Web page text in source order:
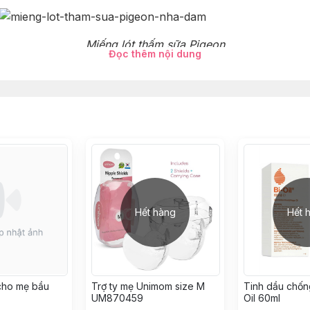
Miếng lót thấm sữa Pigeon
nha đam có khả năng cấp ẩm, làm dịu mát da và
mềm mại, cho mẹ thoải mái, tự tin trong nhiều giờ liền.
không lo tràn mà sau khi thấm bề mặt cũng sẽ khô
xát quá nhiều cũng như tạo nên rào cản giữa núm vú và
tự tin sử dụng bên trong áo
Đọc thêm nội dung
mẹ bầu
Hết hàng
Trợ ty mẹ Unimom size M
UM870459
Hết
Tinh dầu
Oil 60ml